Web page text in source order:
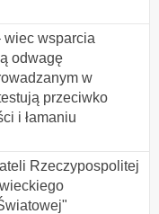
wiec wsparcia
odwagę
w
przeciwko
i łamaniu
Rzeczypospolitej